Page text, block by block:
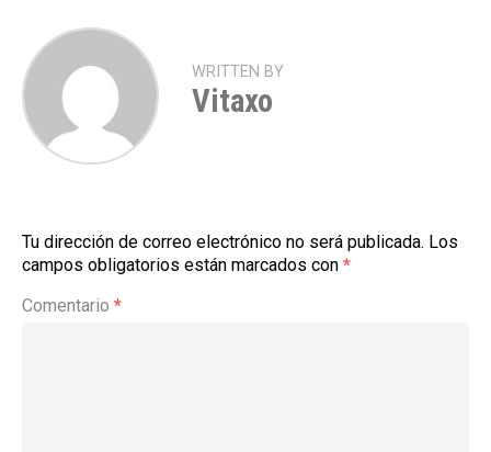
WRITTEN BY
Vitaxo
Tu dirección de correo electrónico no será publicada. Los
campos obligatorios están marcados con *
Comentario *